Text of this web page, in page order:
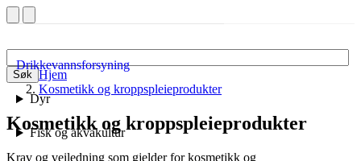
Søk
Drikkevannsforsyning
Dyr
Fisk og akvakultur
Hjem
Kosmetikk og kroppspleieprodukter
Kosmetikk og kropps­pleie­produkter
Krav og veiledning som gjelder for kosmetikk og